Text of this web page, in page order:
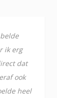
ik erg
dat
ook
heel